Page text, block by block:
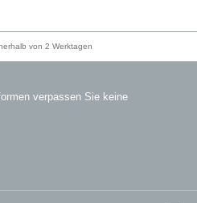
von 2 Werktagen
verpassen Sie keine